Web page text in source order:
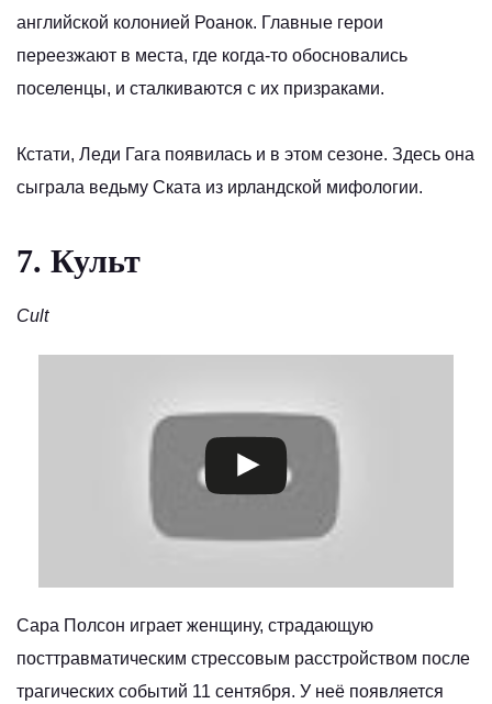
английской колонией Роанок. Главные герои
переезжают в места, где когда-то обосновались
поселенцы, и сталкиваются с их призраками.
Кстати, Леди Гага появилась и в этом сезоне. Здесь она
сыграла ведьму Ската из ирландской мифологии.
7. Культ
Cult
Сара Полсон играет женщину, страдающую
посттравматическим стрессовым расстройством после
трагических событий 11 сентября. У неё появляется